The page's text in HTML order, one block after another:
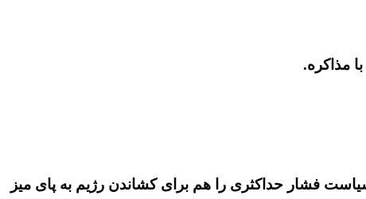
مذاکره.
فشار حداکثری را هم برای کشاندن رژیم به پای میز